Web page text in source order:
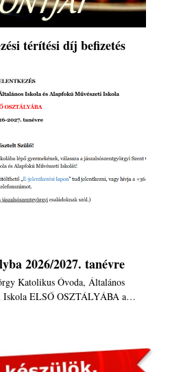
térítési díj befizetés
2026/2027. tanévre
Katolikus Óvoda, Általános
Iskola ELSŐ OSZTÁLYÁBA a…